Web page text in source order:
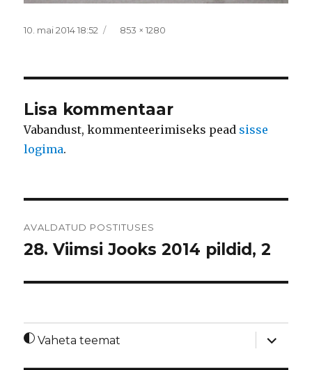
Postitatud
10. mai 2014 18:52 Täissuurus
853 × 1280
Lisa kommentaar
Vabandust, kommenteerimiseks pead sisse
logima.
AVALDATUD POSTITUSES
28. Viimsi Jooks 2014 pildid, 2
Vaheta teemat
laienda